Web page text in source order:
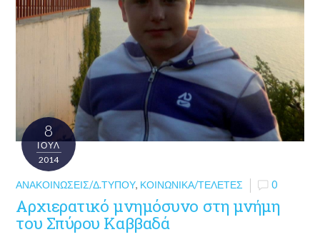
8
ΙΟΎΛ
2014
ΑΝΑΚΟΙΝΏΣΕΙΣ/Δ.ΤΎΠΟΥ, ΚΟΙΝΩΝΙΚΆ/ΤΕΛΕΤΈΣ 0
Αρχιερατικό μνημόσυνο στη μνήμη
του Σπύρου Καββαδά